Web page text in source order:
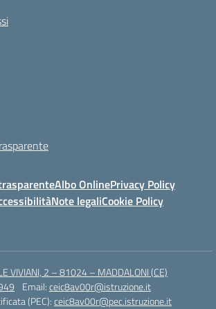
Albo OnlinePrivacy Policy
Note legaliCookie Policy
VIVIANI, 2 – 81024 – MADDALONI (CE)
Email:ceic8av00r@istruzione.it
(PEC):ceic8av00r@pec.istruzione.it